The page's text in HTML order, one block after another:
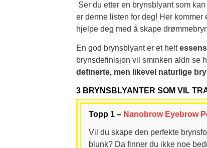
Ser du etter en brynsblyant som
er denne listen for deg! Her kommer
hjelpe deg med å skape
En god brynsblyant er et helt
brynsdefinisjon vil sminken aldri se
definerte, men likevel naturlige
3 BRYNSBLYANTER SOM VIL
Topp 1 – Nanobrow Eyebrow
Vil du skape den perfekte
blunk? Da finner du ikke noe